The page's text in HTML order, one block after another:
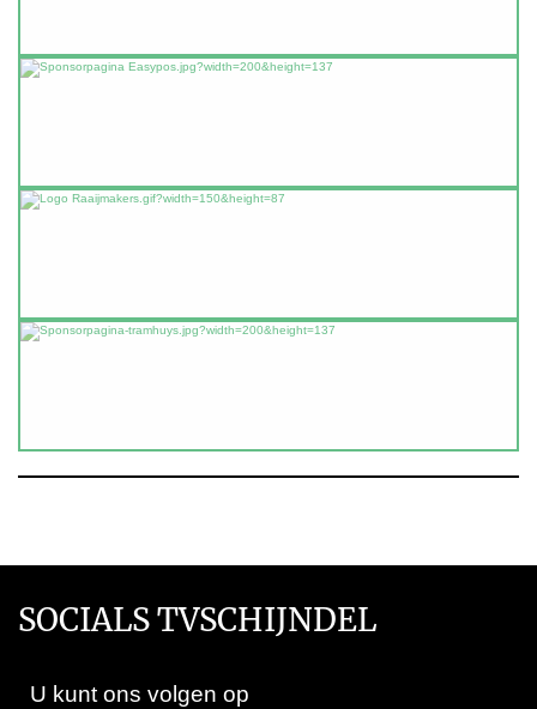
SOCIALS TVSCHIJNDEL
U kunt ons volgen op